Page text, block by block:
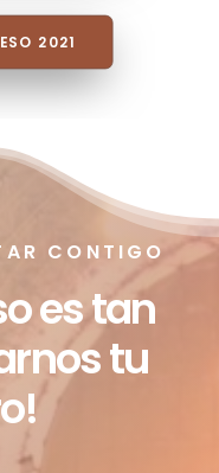
CONTIGO
es tan
tu